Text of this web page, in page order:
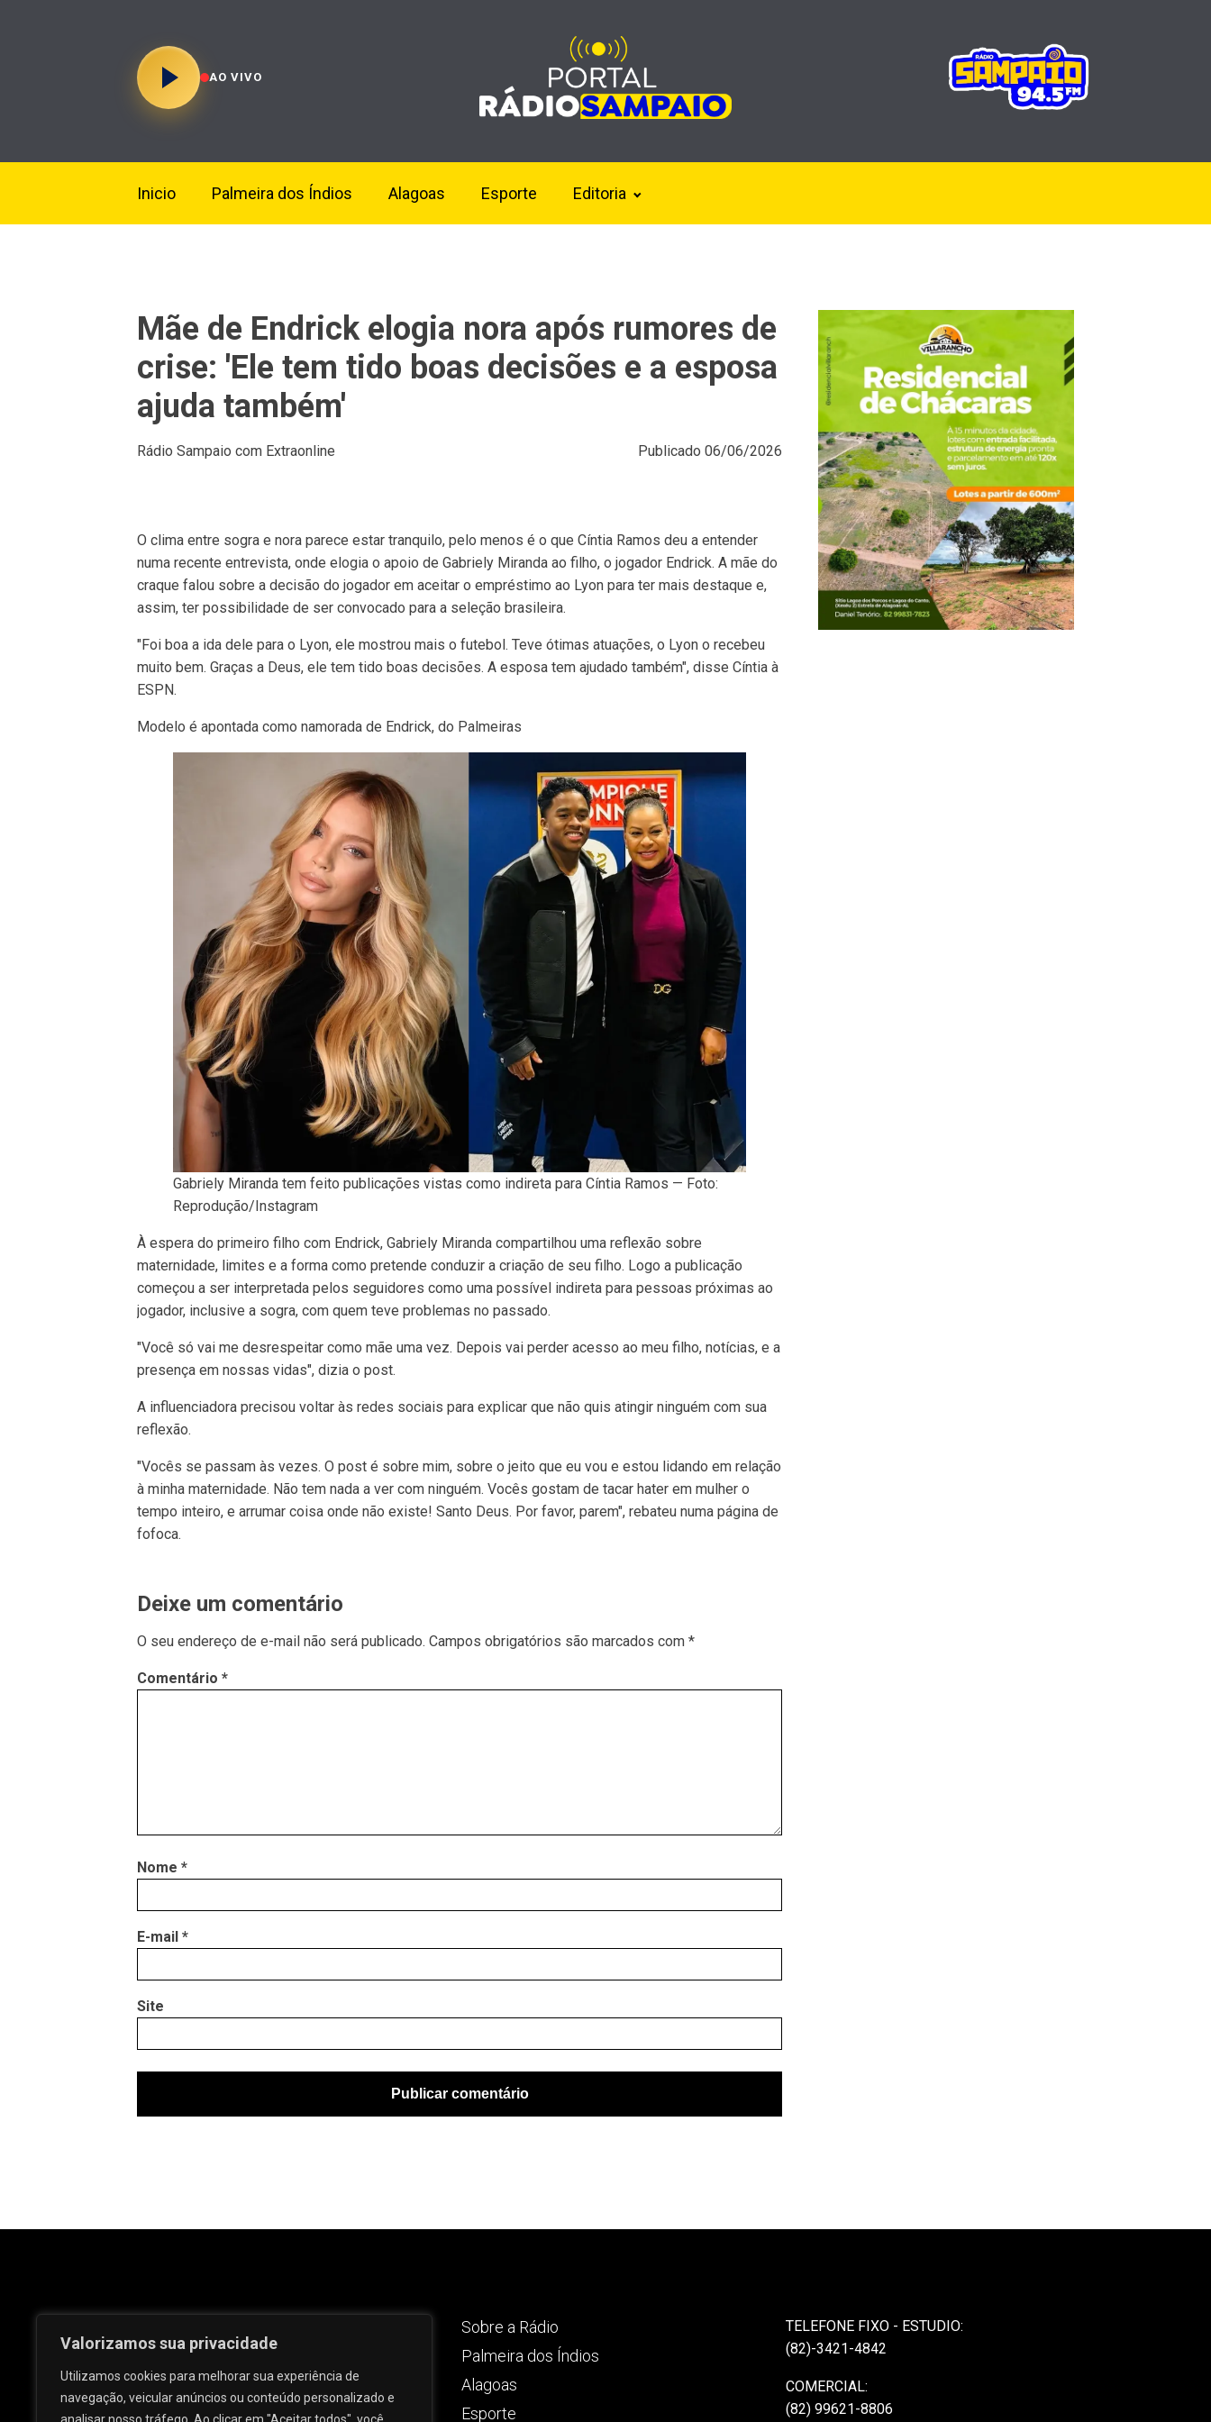
Valorizamos sua privacidade
Utilizamos cookies para melhorar sua experiência de
navegação, veicular anúncios ou conteúdo personalizado e
AO VIVO
Inicio Palmeira dos Índios Alagoas Esporte Editoria
Mãe de Endrick elogia nora após rumores de
crise: 'Ele tem tido boas decisões e a esposa
ajuda também'
Rádio Sampaio com Extraonline Publicado 06/06/2026
O clima entre sogra e nora parece estar tranquilo, pelo menos é o que Cíntia Ramos deu a entender
numa recente entrevista, onde elogia o apoio de Gabriely Miranda ao filho, o jogador Endrick. A mãe do
craque falou sobre a decisão do jogador em aceitar o empréstimo ao Lyon para ter mais destaque e,
assim, ter possibilidade de ser convocado para a seleção brasileira.
"Foi boa a ida dele para o Lyon, ele mostrou mais o futebol. Teve ótimas atuações, o Lyon o recebeu
muito bem. Graças a Deus, ele tem tido boas decisões. A esposa tem ajudado também", disse Cíntia à
ESPN.
Modelo é apontada como namorada de Endrick, do Palmeiras
Gabriely Miranda tem feito publicações vistas como indireta para Cíntia Ramos — Foto:
Reprodução/Instagram
À espera do primeiro filho com Endrick, Gabriely Miranda compartilhou uma reflexão sobre
maternidade, limites e a forma como pretende conduzir a criação de seu filho. Logo a publicação
começou a ser interpretada pelos seguidores como uma possível indireta para pessoas próximas ao
jogador, inclusive a sogra, com quem teve problemas no passado.
"Você só vai me desrespeitar como mãe uma vez. Depois vai perder acesso ao meu filho, notícias, e a
presença em nossas vidas", dizia o post.
A influenciadora precisou voltar às redes sociais para explicar que não quis atingir ninguém com sua
reflexão.
"Vocês se passam às vezes. O post é sobre mim, sobre o jeito que eu vou e estou lidando em relação
à minha maternidade. Não tem nada a ver com ninguém. Vocês gostam de tacar hater em mulher o
tempo inteiro, e arrumar coisa onde não existe! Santo Deus. Por favor, parem", rebateu numa página de
fofoca.
Deixe um comentário
O seu endereço de e-mail não será publicado. Campos obrigatórios são marcados com *
Comentário *
Nome *
E-mail *
Site
Sobre a Rádio
Palmeira dos Índios
Alagoas
Esporte
TELEFONE FIXO - ESTUDIO:
(82)-3421-4842
COMERCIAL:
(82) 99621-8806